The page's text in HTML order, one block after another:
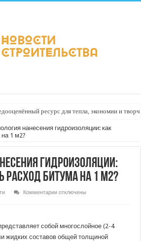
ресурс для тепла, экономии и
нанесения гидроизоляции: как
1 м2?
гидроизоляции:
расход битума на 1 м2?
Комментариик
как
рассчитать
расход
отключены
собой многослойное (2-4
жидких составов общей толщиной